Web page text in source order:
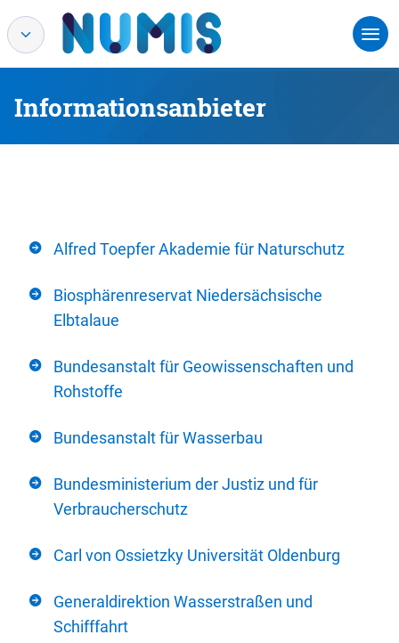
Informationsanbieter
Alfred Toepfer Akademie für Naturschutz
Biosphärenreservat Niedersächsische
Elbtalaue
Bundesanstalt für Geowissenschaften und
Rohstoffe
Bundesanstalt für Wasserbau
Bundesministerium der Justiz und für
Verbraucherschutz
Carl von Ossietzky Universität Oldenburg
Generaldirektion Wasserstraßen und
Schifffahrt